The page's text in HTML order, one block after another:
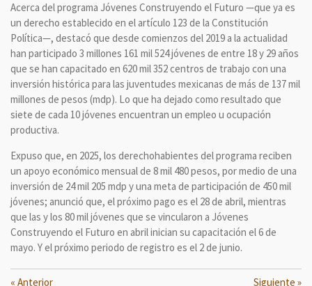
Acerca del programa Jóvenes Construyendo el Futuro —que ya es
un derecho establecido en el artículo 123 de la Constitución
Política—, destacó que desde comienzos del 2019 a la actualidad
han participado 3 millones 161 mil 524 jóvenes de entre 18 y 29 años
que se han capacitado en 620 mil 352 centros de trabajo con una
inversión histórica para las juventudes mexicanas de más de 137 mil
millones de pesos (mdp). Lo que ha dejado como resultado que
siete de cada 10 jóvenes encuentran un empleo u ocupación
productiva.
Expuso que, en 2025, los derechohabientes del programa reciben
un apoyo económico mensual de 8 mil 480 pesos, por medio de una
inversión de 24 mil 205 mdp y una meta de participación de 450 mil
jóvenes; anunció que, el próximo pago es el 28 de abril, mientras
que las y los 80 mil jóvenes que se vincularon a Jóvenes
Construyendo el Futuro en abril inician su capacitación el 6 de
mayo. Y el próximo periodo de registro es el 2 de junio.
« Anterior Siguiente »